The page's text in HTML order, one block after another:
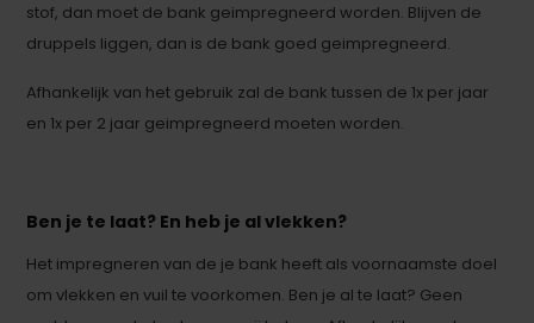
stof, dan moet de bank geimpregneerd worden. Blijven de
druppels liggen, dan is de bank goed geimpregneerd.
Afhankelijk van het gebruik zal de bank tussen de 1x per jaar
en 1x per 2 jaar geimpregneerd moeten worden.
Ben je te laat? En heb je al vlekken?
Het impregneren van de je bank heeft als voornaamste doel
om vlekken en vuil te voorkomen. Ben je al te laat? Geen